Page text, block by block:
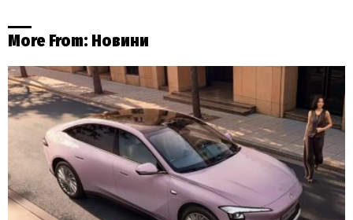
More From: Новини